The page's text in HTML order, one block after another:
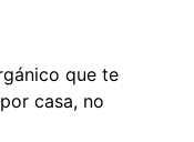
que te
casa, no